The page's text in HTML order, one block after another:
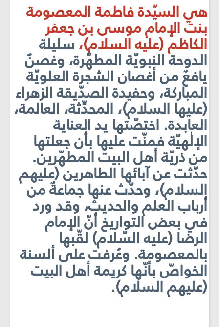
هي السيّدة فاطمة المعصومة
بنت الإمام موسى بن جعفر
الكاظم (عليه السلام)، سليلة
الدوحة النبويّة المطهّرة، وغصنٌ
يافعٌ من أغصان الشجرة العلويّة
المباركة، وحفيدة الصدّيقة الزهراء
(عليها السلام)، المحدِّثة، العالمة،
العابدة. اختصّتها يد العناية
الإلٰهيّة فمنّت عليها بأن جعلتها
من ذريّة أهل البيت المطهّرين.
حدّثت عن آبائها الطاهرين (عليهم
السلام)، وحدّث عنها جماعةٌ من
أرباب العلم والحديث، وقد ورد
في بعض التواريخ أنّ الإمام
الرضا (عليه السّلام) لقّبها
بالمعصومة. وعُرفت على ألسنة
الخواصّ بأنّها كريمة أهل البيت
(عليهم السلام).